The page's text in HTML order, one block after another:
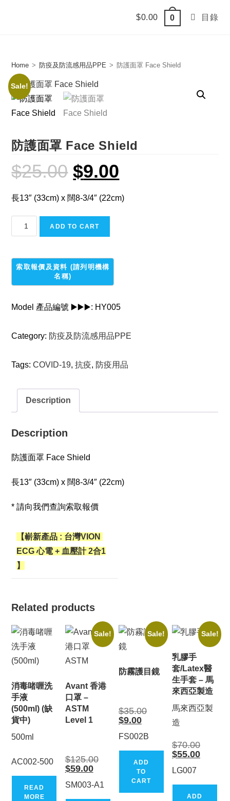
$0.00 0 目錄
Home > 防疫及防流感用品PPE > 防護面罩 Face Shield
Sale!
防護面罩 Face Shield
$25.00
Original
price
was:
$9.00is:
長13″ (33cm) x 闊8-3/4″ (22cm)
護
罩
Face
Shield
ADD TO CART
Model 產品編號 ▶️▶️▶️: HY005
Category: 防疫及防流感用品PPE
Tags:COVID-19,抗疫, 防疫用品
Description
Description
防護面罩 Face Shield
長13″ (33cm) x 闊8-3/4″ (22cm)
* 請向我們查詢索取報價
【嶄新產品 : 台灣VION
ECG 心電 + 血壓計 2合1
】
Related products
消毒啫喱洗
手液
(500ml) (缺
貨中)
500ml
AC002-500
READ
MORE
Sale!
Avant 香港
口罩 –
ASTM
Level 1
$125.00Original
$59.00Current
price
is:
$59.00.
SM003-A1
Sale!
防霧護目鏡
$35.00Original
$9.00Current
price
is:
$9.00.
FS002B
ADD
TO
CART
Sale!
乳膠手
套/Latex醫
生手套 – 馬
來西亞製造
馬來西亞製
造
$70.00Original
was:
$55.00Current
price
LG007
ADD